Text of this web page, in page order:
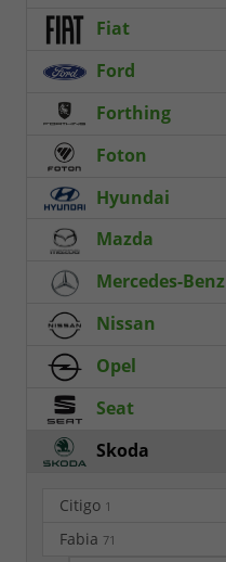
Fiat
Ford
Forthing
Foton
Hyundai
Mazda
Mercedes-Benz
Nissan
Opel
Seat
Skoda
Citigo 1
Fabia 71